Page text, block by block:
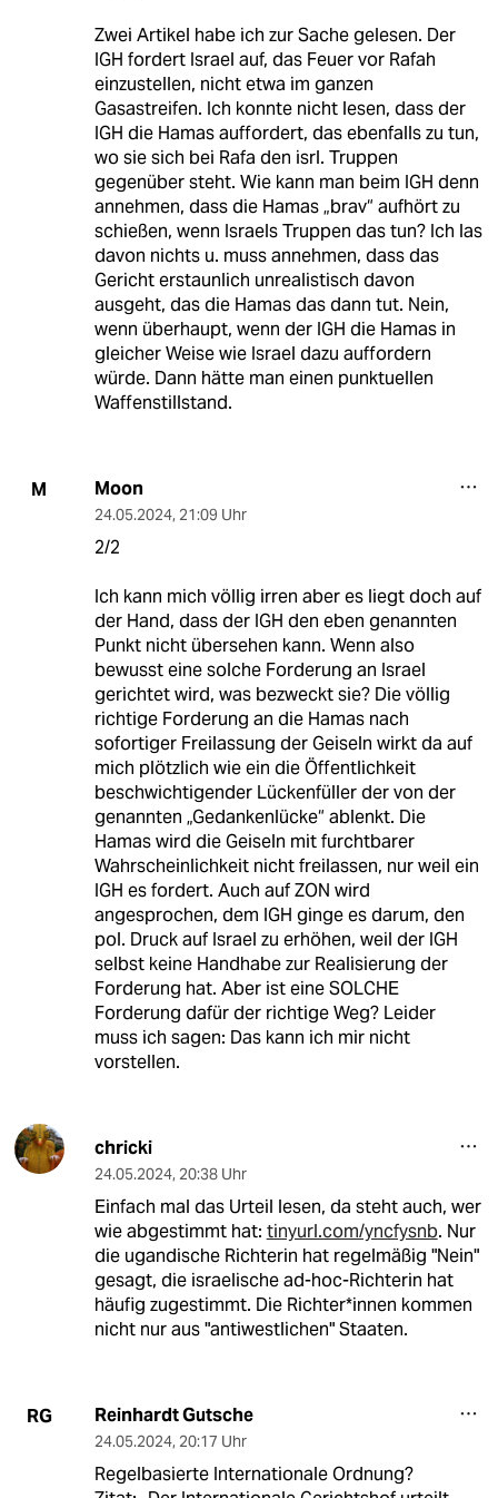
Zwei Artikel habe ich zur Sache gelesen. Der
IGH fordert Israel auf, das Feuer vor Rafah
einzustellen, nicht etwa im ganzen
Gasastreifen. Ich konnte nicht lesen, dass der
IGH die Hamas auffordert, das ebenfalls zu tun,
wo sie sich bei Rafa den isrl. Truppen
gegenüber steht. Wie kann man beim IGH denn
annehmen, dass die Hamas „brav“ aufhört zu
schießen, wenn Israels Truppen das tun? Ich las
davon nichts u. muss annehmen, dass das
Gericht erstaunlich unrealistisch davon
ausgeht, das die Hamas das dann tut. Nein,
wenn überhaupt, wenn der IGH die Hamas in
gleicher Weise wie Israel dazu auffordern
würde. Dann hätte man einen punktuellen
Waffenstillstand.
M Moon
24.05.2024, 21:09 Uhr
2/2
Ich kann mich völlig irren aber es liegt doch auf
der Hand, dass der IGH den eben genannten
Punkt nicht übersehen kann. Wenn also
bewusst eine solche Forderung an Israel
gerichtet wird, was bezweckt sie? Die völlig
richtige Forderung an die Hamas nach
sofortiger Freilassung der Geiseln wirkt da auf
mich plötzlich wie ein die Öffentlichkeit
beschwichtigender Lückenfüller der von der
genannten „Gedankenlücke“ ablenkt. Die
Hamas wird die Geiseln mit furchtbarer
Wahrscheinlichkeit nicht freilassen, nur weil ein
IGH es fordert. Auch auf ZON wird
angesprochen, dem IGH ginge es darum, den
pol. Druck auf Israel zu erhöhen, weil der IGH
selbst keine Handhabe zur Realisierung der
Forderung hat. Aber ist eine SOLCHE
Forderung dafür der richtige Weg? Leider
muss ich sagen: Das kann ich mir nicht
vorstellen.
chricki
24.05.2024, 20:38 Uhr
Einfach mal das Urteil lesen, da steht auch, wer
wie abgestimmt hat: tinyurl.com/yncfysnb. Nur
die ugandische Richterin hat regelmäßig "Nein"
gesagt, die israelische ad-hoc-Richterin hat
häufig zugestimmt. Die Richter*innen kommen
nicht nur aus "antiwestlichen" Staaten.
RG Reinhardt Gutsche
24.05.2024, 20:17 Uhr
Regelbasierte Internationale Ordnung?